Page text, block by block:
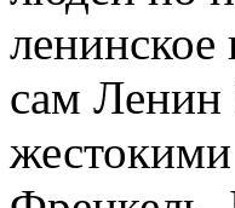
ленинское
сам Ленин